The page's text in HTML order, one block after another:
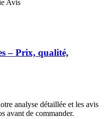
Avis
– Prix, qualité,
analyse détaillée et les avis
avant de commander.